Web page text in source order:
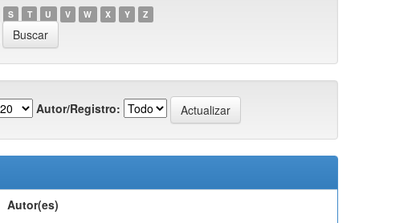
S T U V W X Y Z
Autor/Registro:
Autor(es)